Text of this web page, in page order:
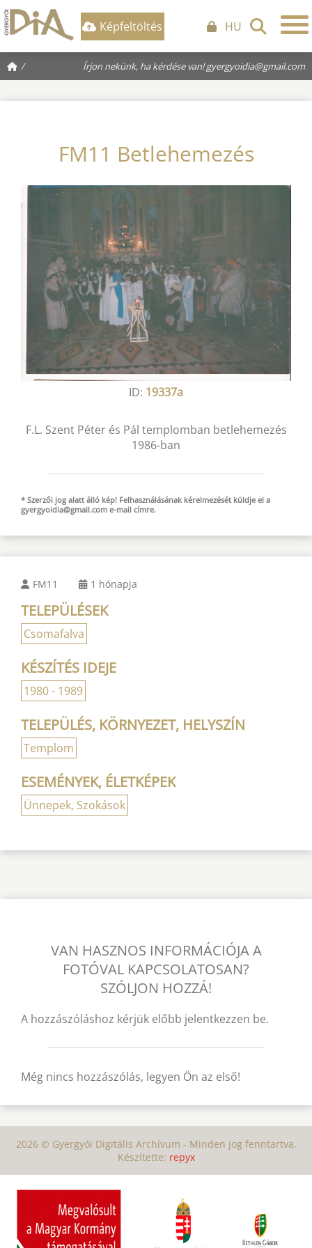
Képfeltöltés HU
/ Írjon nekünk, ha kérdése van!gyergyoidia@gmail.com
FM11 Betlehemezés
ID: 19337a
F.L. Szent Péter és Pál templomban betlehemezés
1986-ban
* Szerzői jog alatt álló kép! Felhasználásának kérelmezését küldje el a
gyergyoidia@gmail.com e-mail címre.
FM11 1 hónapja
TELEPÜLÉSEK
Csomafalva
KÉSZÍTÉS IDEJE
1980 - 1989
TELEPÜLÉS, KÖRNYEZET, HELYSZÍN
Templom
ESEMÉNYEK, ÉLETKÉPEK
Ünnepek, Szokások
VAN HASZNOS INFORMÁCIÓJA A
FOTÓVAL KAPCSOLATOSAN?
SZÓLJON HOZZÁ!
A hozzászóláshoz kérjük előbb jelentkezzen be.
Még nincs hozzászólás, legyen Ön az első!
2026 © Gyergyói Digitális Archívum - Minden jog fenntartva.
Készítette: repyx